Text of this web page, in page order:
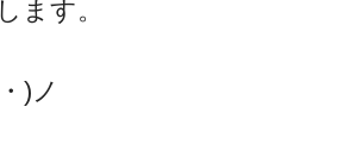
ます。
)ノ